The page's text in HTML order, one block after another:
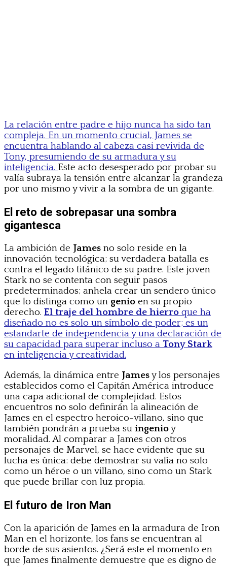
La relación entre padre e hijo nunca ha sido tan
compleja. En un momento crucial, James se
encuentra hablando al cabeza casi revivida de
Tony, presumiendo de su armadura y su
inteligencia. Este acto desesperado por probar su
valía subraya la tensión entre alcanzar la grandeza
por uno mismo y vivir a la sombra de un gigante.
El reto de sobrepasar una sombra
gigantesca
La ambición de James no solo reside en la
innovación tecnológica; su verdadera batalla es
contra el legado titánico de su padre. Este joven
Stark no se contenta con seguir pasos
predeterminados; anhela crear un sendero único
que lo distinga como un genio en su propio
derecho. El traje del hombre de hierro que ha
diseñado no es solo un símbolo de poder; es un
estandarte de independencia y una declaración de
su capacidad para superar incluso a Tony Stark
en inteligencia y creatividad.
Además, la dinámica entre Jamesy los personajes
establecidos como el Capitán América introduce
una capa adicional de complejidad. Estos
encuentros no solo definirán la alineación de
James en el espectro heroico-villano, sino que
también pondrán a prueba su ingenioy
moralidad. Al comparar a James con otros
personajes de Marvel, se hace evidente que su
lucha es única: debe demostrar su valía no solo
como un héroe o un villano, sino como un Stark
que puede brillar con luz propia.
El futuro de Iron Man
Con la aparición de James en la armadura de Iron
Man en el horizonte, los fans se encuentran al
borde de sus asientos. ¿Será este el momento en
que James finalmente demuestre que es digno de